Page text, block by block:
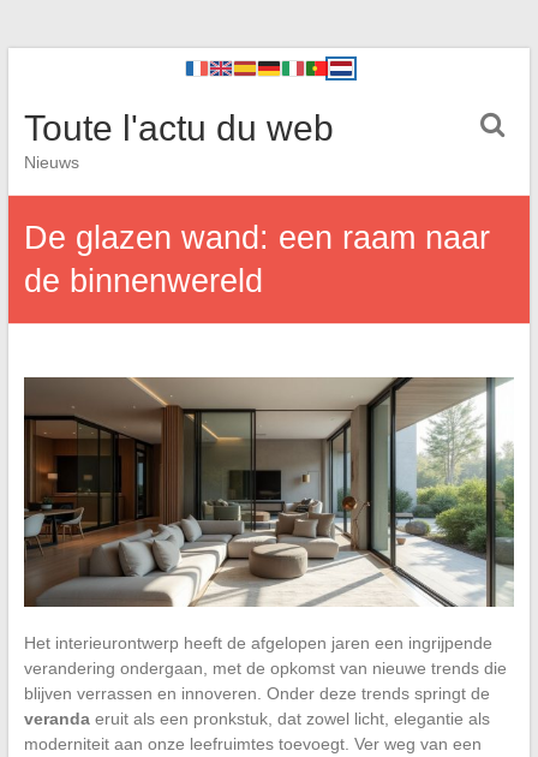
Toute l'actu du web
Nieuws
De glazen wand: een raam naar
de binnenwereld
Het interieurontwerp heeft de afgelopen jaren een ingrijpende
verandering ondergaan, met de opkomst van nieuwe trends die
blijven verrassen en innoveren. Onder deze trends springt de
verandaeruit als een pronkstuk, dat zowel licht, elegantie als
moderniteit aan onze leefruimtes toevoegt. Ver weg van een